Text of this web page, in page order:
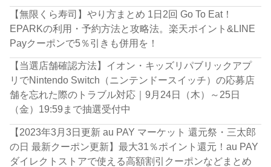
【無限くら寿司】やり方まとめ 1日2回 Go To Eat！
EPARKの利用・予約方法と攻略法。楽天ポイント&LINE
Payクーポンで5％引きも併用を！
【当選店舗確認方法】イオン・キッズリパブリックアプ
リでNintendo Switch（ニンテンドースイッチ）の応募店
舗を忘れた際のトラブル対応｜9月24日（木）～25日
（金）19:59まで抽選受付中
【2023年3月3日更新 au PAY マーケット 還元祭・三太郎
の日 最新クーポン更新】最大31％ポイント還元！au PAY
ダイレクトストアで使える高額割引クーポンなどまとめ